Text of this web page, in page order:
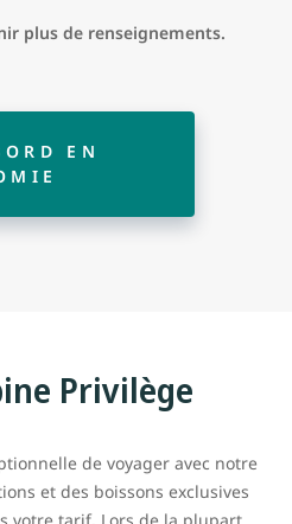
plus de renseignements.
EN
Privilège
de voyager avec notre
et des boissons exclusives